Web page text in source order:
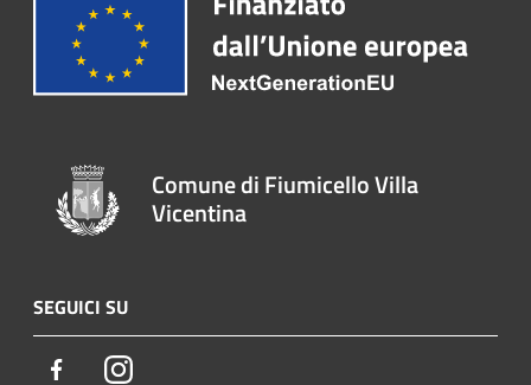
Comune di Fiumicello Villa
Vicentina
SEGUICI SU
FacebookInstagram